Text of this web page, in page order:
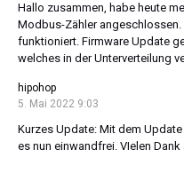
Hallo zusammen, habe heute
Modbus-Zähler
funktioniert. Firmware Update
welches in der Unterverteilung
hipohop
5. Mai 2022 9:03
Kurzes Update: Mit dem
es nun einwandfrei. VIelen